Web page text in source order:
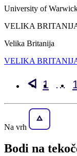
University of
VELIKA
Velika Britanija
VELIKA
1 …
Na vrh
Bodi na